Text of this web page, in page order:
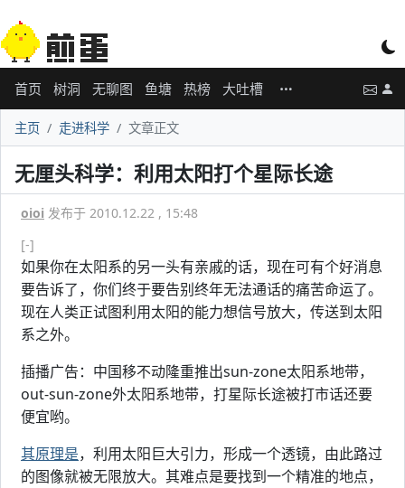
首页 树洞 无聊图 鱼塘 热榜 大吐槽
主页 走进科学 文章正文
无厘头科学：利用太阳打个星际长途
oioi 发布于 2010.12.22 , 15:48
[-]
如果你在太阳系的另一头有亲戚的话，现在可有个好消息
要告诉了，你们终于要告别终年无法通话的痛苦命运了。
现在人类正试图利用太阳的能力想信号放大，传送到太阳
系之外。
插播广告：中国移不动隆重推出sun-zone太阳系地带，
out-sun-zone外太阳系地带，打星际长途被打市话还要
便宜哟。
其原理是，利用太阳巨大引力，形成一个透镜，由此路过
的图像就被无限放大。其难点是要找到一个精准的地点，